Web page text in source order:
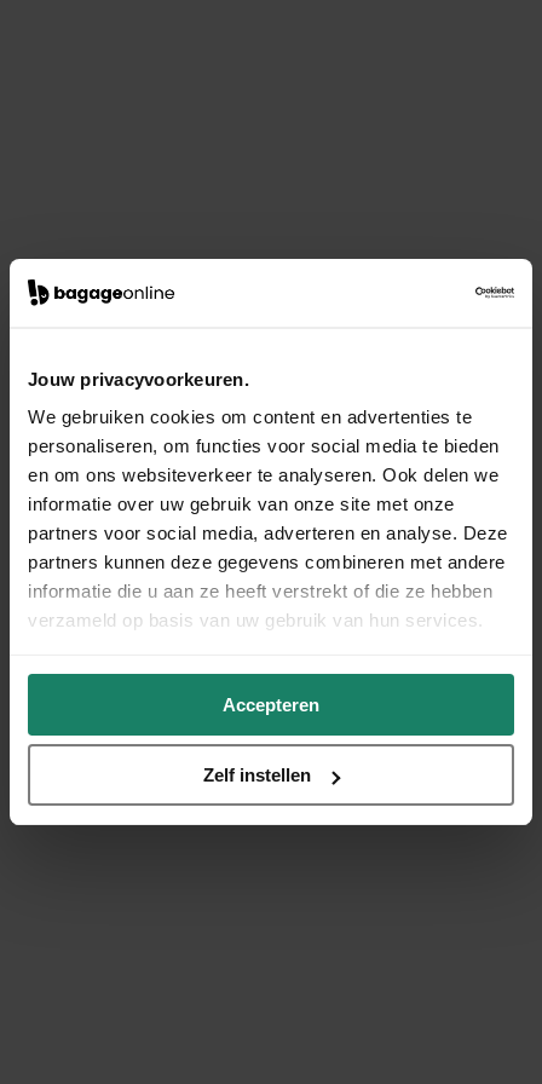
Jouw privacyvoorkeuren.
We gebruiken cookies om content en advertenties te
personaliseren, om functies voor social media te bieden
en om ons websiteverkeer te analyseren. Ook delen we
informatie over uw gebruik van onze site met onze
partners voor social media, adverteren en analyse. Deze
partners kunnen deze gegevens combineren met andere
informatie die u aan ze heeft verstrekt of die ze hebben
verzameld op basis van uw gebruik van hun services.
Accepteren
Zelf instellen